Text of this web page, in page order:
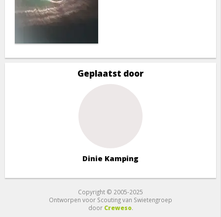
Geplaatst door
Dinie Kamping
Copyright © 2005-2025
Ontworpen voor Scouting van Swietengroep
door Creweso.